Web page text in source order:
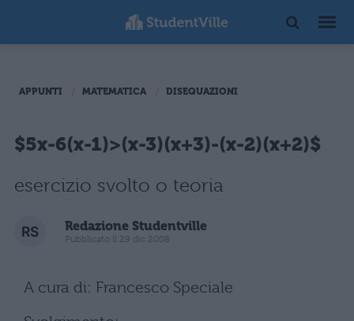
APPUNTI MATEMATICA DISEQUAZIONI
$5x-6(x-1)>(x-3)(x+3)-(x-2)(x+2)$
esercizio svolto o teoria
Redazione Studentville
Pubblicato il 29 dic 2008
A cura di: Francesco Speciale